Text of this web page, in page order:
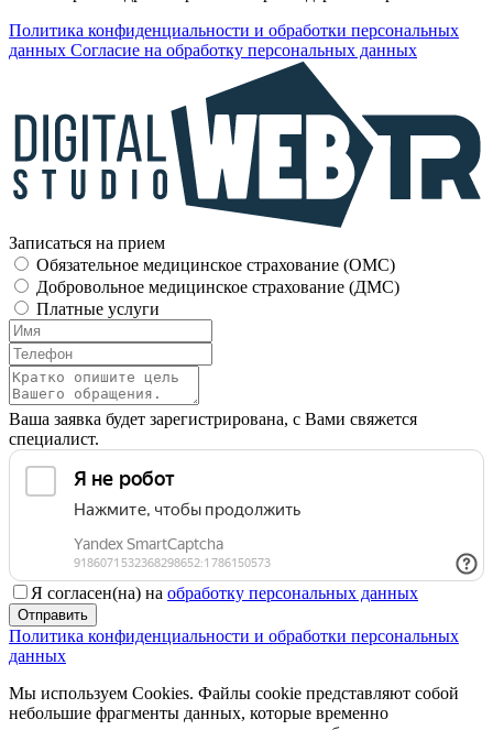
Политика конфиденциальности и обработки персональных
данных Согласие на обработку персональных данных
Записаться на прием
Обязательное медицинское страхование (OMC)
Добровольное медицинское страхование (ДМС)
Платные услуги
Ваша заявка будет зарегистрирована, с Вами свяжется
специалист.
Я согласен(на) на обработку персональных данных
Отправить
Политика конфиденциальности и обработки персональных
данных
Мы используем Cookies. Файлы cookie представляют собой
небольшие фрагменты данных, которые временно